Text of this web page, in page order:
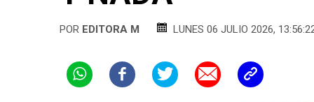
POR EDITORA M LUNES 06 JULIO 2026,